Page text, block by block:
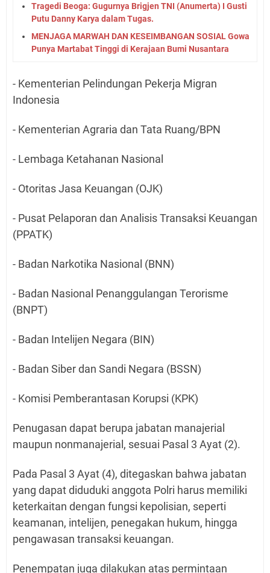
Tragedi Beoga: Gugurnya Brigjen TNI (Anumerta) I Gusti
Putu Danny Karya dalam Tugas.
MENJAGA MARWAH DAN KESEIMBANGAN SOSIAL Gowa
Punya Martabat Tinggi di Kerajaan Bumi Nusantara
- Kementerian Pelindungan Pekerja Migran
Indonesia
- Kementerian Agraria dan Tata Ruang/BPN
- Lembaga Ketahanan Nasional
- Otoritas Jasa Keuangan (OJK)
- Pusat Pelaporan dan Analisis Transaksi Keuangan
(PPATK)
- Badan Narkotika Nasional (BNN)
- Badan Nasional Penanggulangan Terorisme
(BNPT)
- Badan Intelijen Negara (BIN)
- Badan Siber dan Sandi Negara (BSSN)
- Komisi Pemberantasan Korupsi (KPK)
Penugasan dapat berupa jabatan manajerial
maupun nonmanajerial, sesuai Pasal 3 Ayat (2).
Pada Pasal 3 Ayat (4), ditegaskan bahwa jabatan
yang dapat diduduki anggota Polri harus memiliki
keterkaitan dengan fungsi kepolisian, seperti
keamanan, intelijen, penegakan hukum, hingga
pengawasan transaksi keuangan.
Penempatan juga dilakukan atas permintaan